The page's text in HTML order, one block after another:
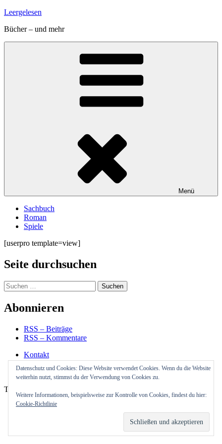
Zum
springen
Leergelesen
Bücher – und mehr
Menü
Sachbuch
Roman
Spiele
[userpro template=view]
Seite durchsuchen
Suchen
nach:
Abonnieren
RSS – Beiträge
RSS – Kommentare
Kontakt
Impressum
Datenschutzerklärung
Theme Cube Blog von
Datenschutz und Cookies: Diese Website verwendet Cookies. Wenn du die Website
weiterhin nutzt, stimmst du der Verwendung von Cookies zu.
Weitere Informationen, beispielsweise zur Kontrolle von Cookies, findest du hier:
Cookie-Richtlinie